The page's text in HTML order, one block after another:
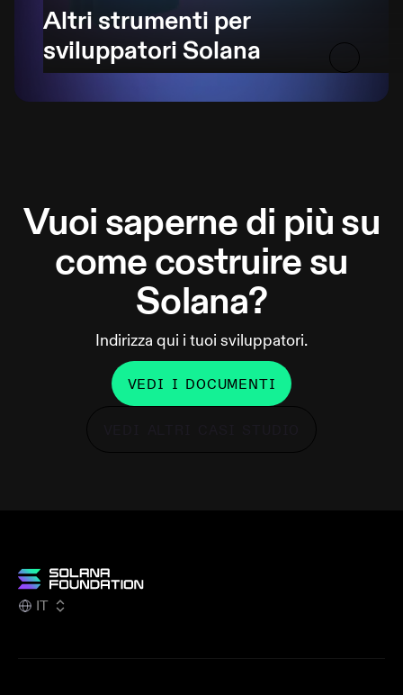
Altri strumenti per
sviluppatori Solana
Vuoi saperne di più su
come costruire su
Solana?
Indirizza qui i tuoi sviluppatori.
VEDI I DOCUMENTI
IT